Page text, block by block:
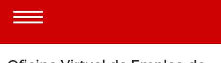
Toggle
navigation